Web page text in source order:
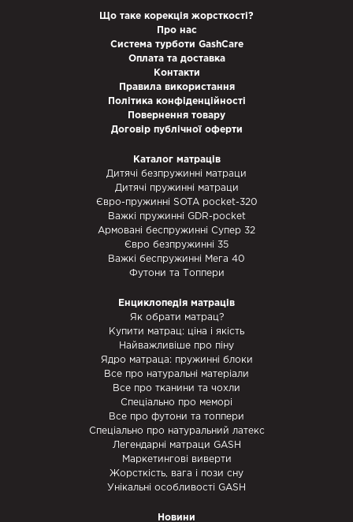
Що таке корекція жорсткості?
Про нас
Система турботи GashCare
Оплата та доставка
Контакти
Правила використання
Політика конфіденційності
Повернення товару
Договір публічної оферти
Каталог матраців
Дитячі безпружинні матраци
Дитячі пружинні матраци
Євро-пружинні SOTA pocket-320
Важкі пружинні GDR-pocket
Армовані беспружинні Супер 32
Євро безпружинні 35
Важкі беспружинні Мега 40
Футони та Топпери
Енциклопедія матраців
Як обрати матрац?
Купити матрац: ціна і якість
Найважливіше про піну
Ядро матраца: пружинні блоки
Все про натуральні матеріали
Все про тканини та чохли
Спеціально про меморі
Все про футони та топпери
Спеціально про натуральний латекс
Легендарні матраци GASH
Маркетингові виверти
Жорсткість, вага і пози сну
Унікальні особливості GASH
Новини